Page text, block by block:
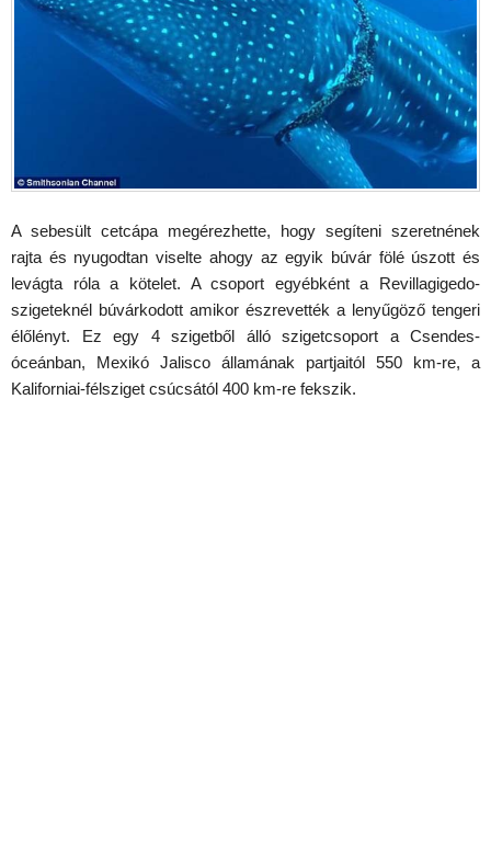
A sebesült cetcápa megérezhette, hogy segíteni szeretnének
rajta és nyugodtan viselte ahogy az egyik búvár fölé úszott és
levágta róla a kötelet. A csoport egyébként a Revillagigedo-
szigeteknél búvárkodott amikor észrevették a lenyűgöző tengeri
élőlényt. Ez egy 4 szigetből álló szigetcsoport a Csendes-
óceánban, Mexikó Jalisco államának partjaitól 550 km-re, a
Kaliforniai-félsziget csúcsától 400 km-re fekszik.